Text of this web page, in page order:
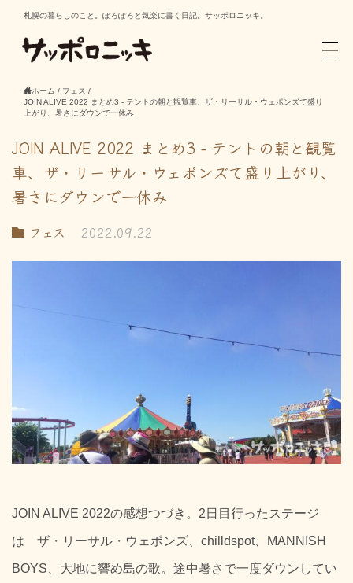
札幌の暮らしのこと。ぽろぽろと気楽に書く日記。サッポロニッキ。
ホーム / フェス /
JOIN ALIVE 2022 まとめ3 - テントの朝と観覧車、ザ・リーサル・ウェポンズて盛り
上がり、暑さにダウンで一休み
JOIN ALIVE 2022 まとめ3 - テントの朝と観覧
車、ザ・リーサル・ウェポンズて盛り上がり、
暑さにダウンで一休み
フェス 2022.09.22
JOIN ALIVE 2022の感想つづき。2日目行ったステージ
は ザ・リーサル・ウェポンズ、chilldspot、MANNISH
BOYS、大地に響め島の歌。途中暑さで一度ダウンしてい